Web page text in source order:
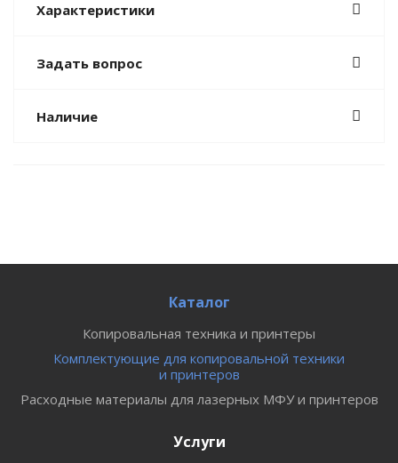
Характеристики
Задать вопрос
Наличие
Каталог
Копировальная техника и принтеры
Комплектующие для копировальной техники
и принтеров
Расходные материалы для лазерных МФУ и принтеров
Услуги